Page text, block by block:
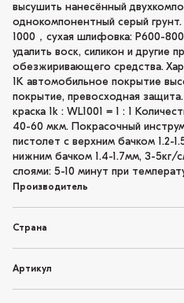
высушить нанесённый
однокомпонентный серый
1000，сухая шлифовка: P600-
удалить воск, силикон и другие
обезжиривающего средства.
1K автомобильное покрытие
покрытие, превосходная
краска 1k : WL1001 = 1 : 1
40-60 мкм. Покрасочный
пистолет с верхним бачком 1.2-
нижним бачком 1.4-1.7мм, 3-5кг/
слоями: 5-10 минут при
Производитель
Страна
Артикул